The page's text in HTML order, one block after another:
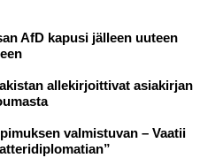
AfD kapusi jälleen uuteen
allekirjoittivat asiakirjan
valmistuvan – Vaatii